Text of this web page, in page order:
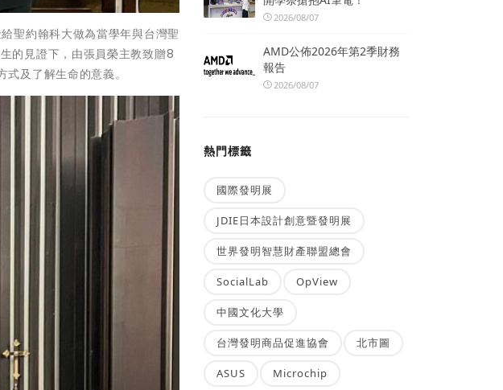
聖約翰科大做為當學年與台灣聖
的見證下，由張員榮主教致贈8
及了解生命的意義。
2026/08/07
AMD公佈2026年第2季財務
報告
2026/08/07
熱門標籤
國際發明展
JDIE日本設計創意暨發明展
世界發明智慧財產聯盟總會
SocialLab OpView
中國文化大學
台灣發明商品促進協會 北市圖
ASUS Microchip